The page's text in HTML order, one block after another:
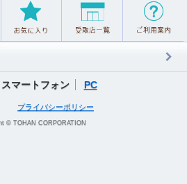
スマートフォン PC
プライバシーポリシー
© TOHAN CORPORATION